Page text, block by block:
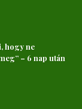
hogy ne
– 6 nap után